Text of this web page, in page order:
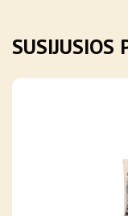
SUSIJUSIOS